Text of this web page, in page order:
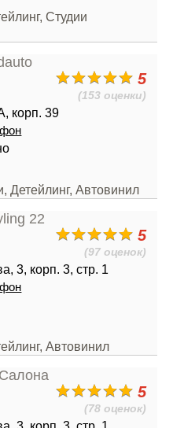
Студии
5
(153 оценки)
корп. 39
Детейлинг, Автовинил
5
(97 оценок)
3, корп. 3, стр. 1
Автовинил
5
(78 оценок)